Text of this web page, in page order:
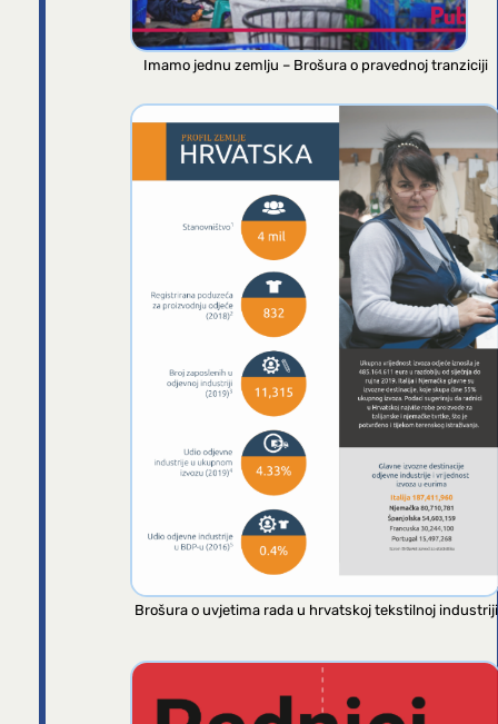
Imamo jednu zemlju – Brošura o pravednoj tranziciji
Brošura o uvjetima rada u hrvatskoj tekstilnoj industriji